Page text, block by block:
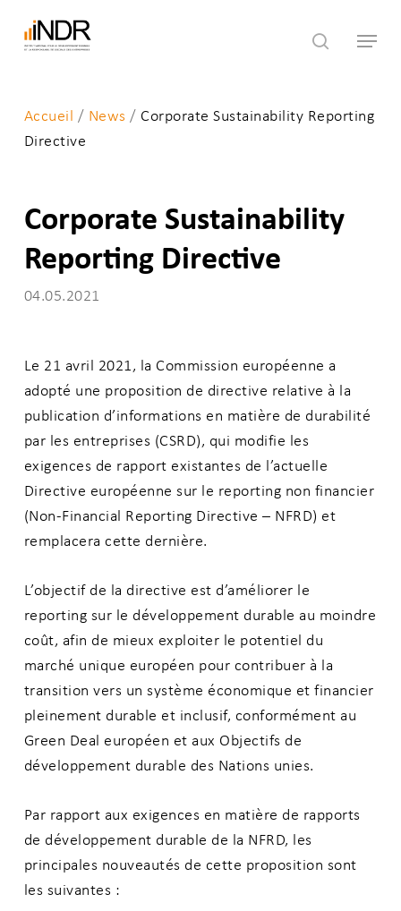
search
Menu
Accueil / News / Corporate Sustainability Reporting
Directive
Corporate Sustainability
Reporting Directive
04.05.2021
Le 21 avril 2021, la Commission européenne a
adopté une proposition de directive relative à la
publication d’informations en matière de durabilité
par les entreprises (CSRD), qui modifie les
exigences de rapport existantes de l’actuelle
Directive européenne sur le reporting non financier
(Non-Financial Reporting Directive – NFRD) et
remplacera cette dernière.
L’objectif de la directive est d’améliorer le
reporting sur le développement durable au moindre
coût, afin de mieux exploiter le potentiel du
marché unique européen pour contribuer à la
transition vers un système économique et financier
pleinement durable et inclusif, conformément au
Green Deal européen et aux Objectifs de
développement durable des Nations unies.
Par rapport aux exigences en matière de rapports
de développement durable de la NFRD, les
principales nouveautés de cette proposition sont
les suivantes :